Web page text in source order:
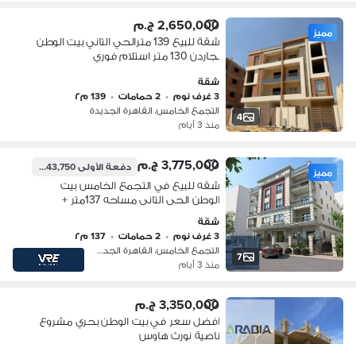
4
مميز 2,650,000 ج.م
شقة للبيع 139 مترالحي التاني بيت الوطن
بجاردن 130 متر استلام فوري
شقة
3 غرف نوم
• 2 حمامات • 139 م٢
التجمع الخامس، القاهرة الجديدة
منذ 3 أيام
7
مميز 3,775,000 ج.م دفعة الأولى943,750 ج.م
شقه للبيع في التجمع الخامس بيت
الوطن الحى التانى مساحه 137متر +
تصل ل 4 سنين
شقة
3 غرف نوم
• 2 حمامات • 137 م٢
التجمع الخامس، القاهرة الجديدة
منذ 3 أيام
3,350,000 ج.م
افضل سعر في بيت الوطن بحري مشروع
ناصية نورث هاوس